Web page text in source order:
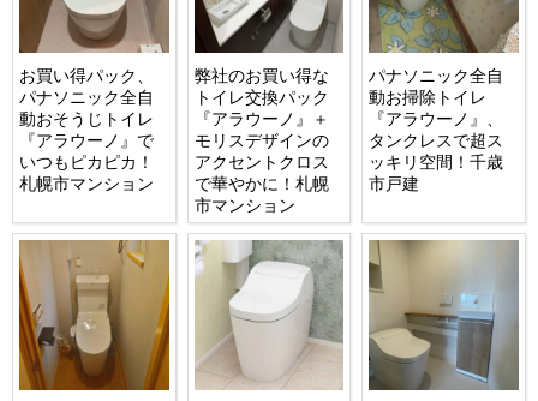
お買い得パック、
パナソニック全自
動おそうじトイレ
『アラウーノ』で
いつもピカピカ！
札幌市マンション
弊社のお買い得な
トイレ交換パック
『アラウーノ』＋
モリスデザインの
アクセントクロス
で華やかに！札幌
市マンション
パナソニック全自
動お掃除トイレ
『アラウーノ』、
タンクレスで超ス
ッキリ空間！千歳
市戸建